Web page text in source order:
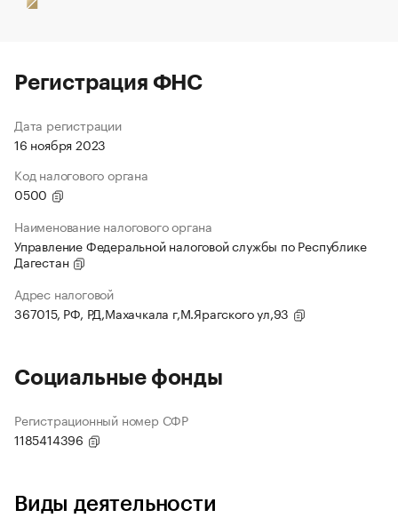
Регистрация ФНС
Дата регистрации
16 ноября 2023
Код налогового органа
0500
Наименование налогового органа
Управление Федеральной налоговой службы по Республике
Дагестан
Адрес налоговой
367015, РФ, РД,Махачкала г,М.Ярагского ул,93
Социальные фонды
Регистрационный номер СФР
1185414396
Виды деятельности